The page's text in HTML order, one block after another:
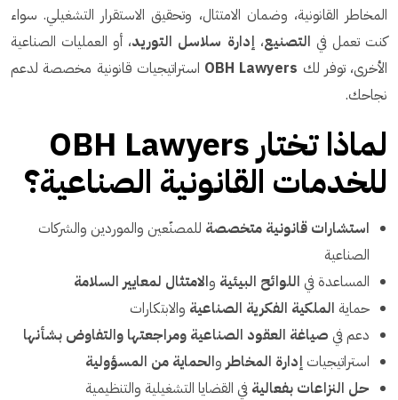
المخاطر القانونية، وضمان الامتثال، وتحقيق الاستقرار التشغيلي. سواء
كنت تعمل في التصنيع،إدارة سلاسل التوريد، أو العمليات الصناعية
الأخرى، توفر لك OBH Lawyers استراتيجيات قانونية مخصصة لدعم
نجاحك.
لماذا تختار OBH Lawyers
للخدمات القانونية الصناعية؟
استشارات قانونية متخصصة للمصنّعين والموردين والشركات
الصناعية
المساعدة في اللوائح البيئية والامتثال لمعايير السلامة
حماية الملكية الفكرية الصناعية والابتكارات
دعم في صياغة العقود الصناعية ومراجعتها والتفاوض بشأنها
استراتيجيات إدارة المخاطروالحماية من المسؤولية
حل النزاعات بفعالية في القضايا التشغيلية والتنظيمية